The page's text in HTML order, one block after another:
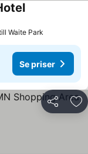
Waite Park
Se priser
Dela